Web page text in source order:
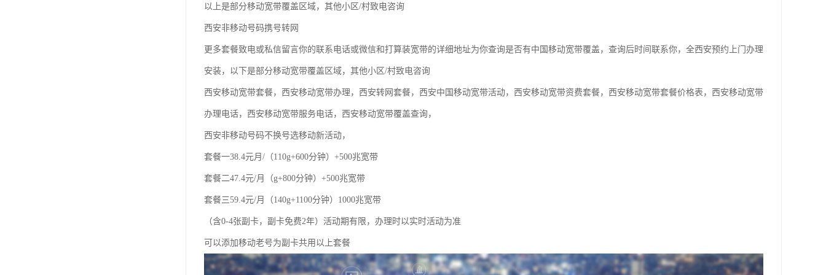
以上是部分移动宽带覆盖区域，其他小区/村致电咨询
西安非移动号码携号转网
更多套餐致电或私信留言你的联系电话或微信和打算装宽带的详细地址为你查询是否有中国移动宽带覆盖，查询后时间联系你，全西安预约上门办理
安装，以下是部分移动宽带覆盖区域，其他小区/村致电咨询
西安移动宽带套餐，西安移动宽带办理，西安转网套餐，西安中国移动宽带活动，西安移动宽带资费套餐，西安移动宽带套餐价格表，西安移动宽带
办理电话，西安移动宽带服务电话，西安移动宽带覆盖查询，
西安非移动号码不换号选移动新活动，
套餐一38.4元月/（110g+600分钟）+500兆宽带
套餐二47.4元/月（g+800分钟）+500兆宽带
套餐三59.4元/月（140g+1100分钟）1000兆宽带
（含0-4张副卡，副卡免费2年）活动期有限，办理时以实时活动为准
可以添加移动老号为副卡共用以上套餐